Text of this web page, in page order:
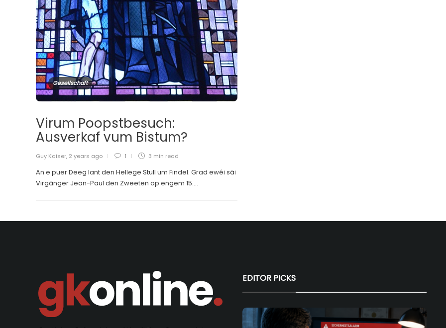
Gesellschaft
Virum Poopstbesuch:
Ausverkaf vum Bistum?
Guy Kaiser, 2 years ago 1 3 min read
An e puer Deeg lant den Hellege Stull um Findel. Grad ewéi säi
Virgänger Jean-Paul den Zweeten op engem 15....
EDITOR PICKS